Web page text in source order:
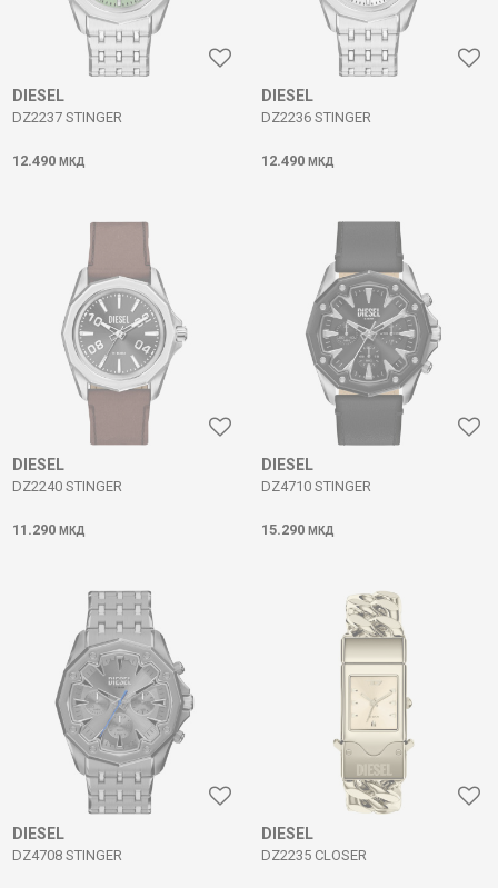
DIESEL
DZ2237 STINGER
12.490 МКД
DIESEL
DZ2236 STINGER
12.490 МКД
DIESEL
DZ2240 STINGER
11.290 МКД
DIESEL
DZ4710 STINGER
15.290 МКД
DIESEL
DZ4708 STINGER
DIESEL
DZ2235 CLOSER